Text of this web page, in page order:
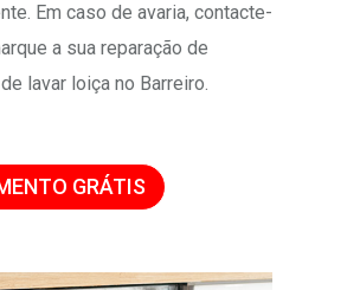
Em caso de avaria, contacte-
a sua reparação de
lavar loiça no Barreiro.
GRÁTIS